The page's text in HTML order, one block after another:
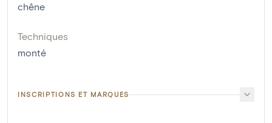
chêne
Techniques
monté
INSCRIPTIONS ET MARQUES